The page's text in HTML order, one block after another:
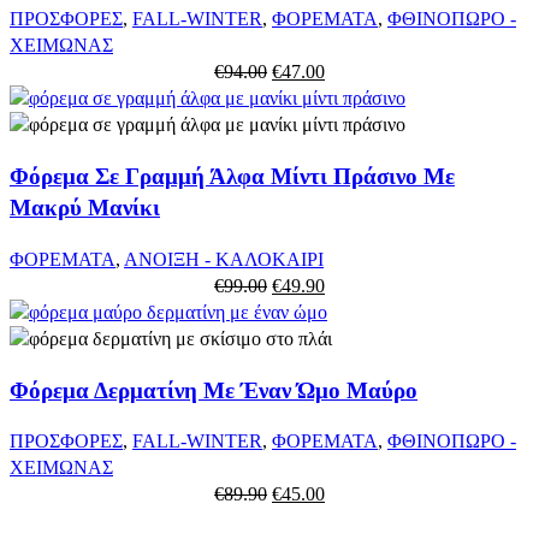
ΠΡΟΣΦΟΡΕΣ, FALL-WINTER, ΦΟΡΕΜΑΤΑ, ΦΘΙΝΟΠΩΡΟ -
ΧΕΙΜΩΝΑΣ
€94.00 Original
price
was:
€47.00Η
τρέχουσα
τιμή
€47.00.
Φόρεμα Σε Γραμμή Άλφα Μίντι Πράσινο Με
Μακρύ Μανίκι
ΦΟΡΕΜΑΤΑ, ΑΝΟΙΞΗ - ΚΑΛΟΚΑΙΡΙ
€99.00 Original
price
was:
€49.90Η
τρέχουσα
τιμή
€49.90.
Φόρεμα Δερματίνη Με Έναν Ώμο Μαύρο
ΠΡΟΣΦΟΡΕΣ, FALL-WINTER, ΦΟΡΕΜΑΤΑ, ΦΘΙΝΟΠΩΡΟ -
ΧΕΙΜΩΝΑΣ
€89.90 Original
€45.00Η